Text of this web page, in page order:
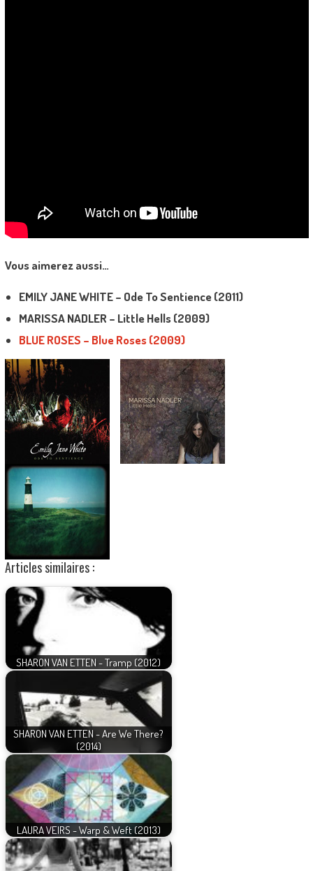
Vous aimerez aussi…
EMILY JANE WHITE – Ode To Sentience (2011)
MARISSA NADLER – Little Hells (2009)
BLUE ROSES – Blue Roses (2009)
Articles similaires :
SHARON VAN ETTEN - Tramp (2012)
SHARON VAN ETTEN - Are We There?
(2014)
LAURA VEIRS - Warp & Weft (2013)